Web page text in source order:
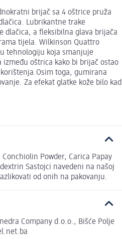
brijač sa 4 oštrice pruža
Lubrikantne trake
dlačica, a fleksibilna glava brijača
tijela. Wilkinson Quattro
tehnologiju koja smanjuje
između oštrica kako bi brijač ostao
toga, gumirana
Za efekat glatke kože bilo kad
Conchiolin Powder, Carica Papay
Sastojci navedeni na našoj
od onih na pakovanju.
Company d.o.o., Bišće Polje